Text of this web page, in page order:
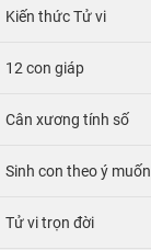
Kiến thức Tử vi
12 con giáp
Cân xương tính số
Sinh con theo ý muốn
Tử vi trọn đời